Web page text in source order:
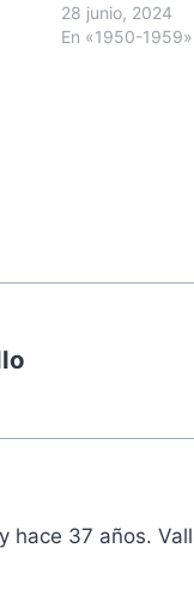
28 junio, 2024
En «1950-1959»
hace 37 años.